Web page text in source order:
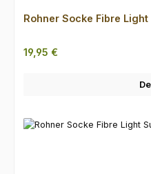
Rohner Socke Fibre
Regulärer Preis:
19,95 €